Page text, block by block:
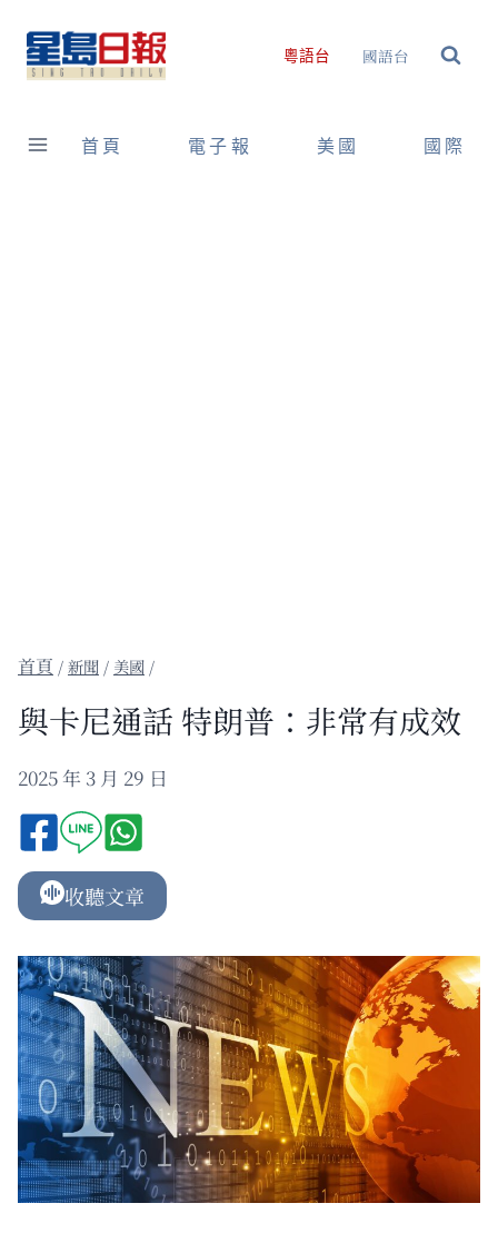
content
粵語台 國語台
首頁 電子報 美國 國際
/新聞 / 美國 /
與卡尼通話 特朗普：非常有成效
2025 年 3 月 29 日
收聽文章